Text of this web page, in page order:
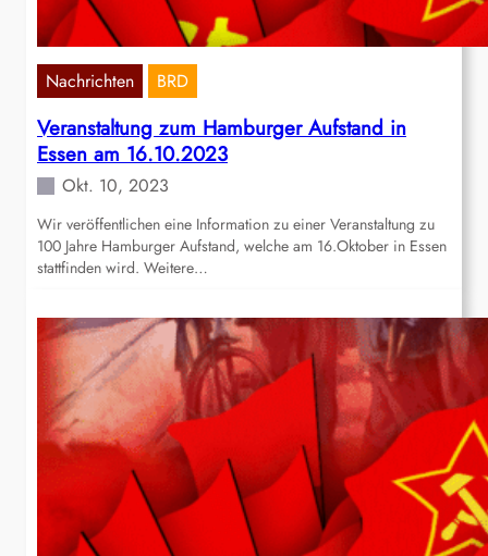
Nachrichten BRD
Veranstaltung zum Hamburger Aufstand in
Essen am 16.10.2023
Okt. 10, 2023
Wir veröffentlichen eine Information zu einer Veranstaltung zu
100 Jahre Hamburger Aufstand, welche am 16.Oktober in Essen
stattfinden wird. Weitere…